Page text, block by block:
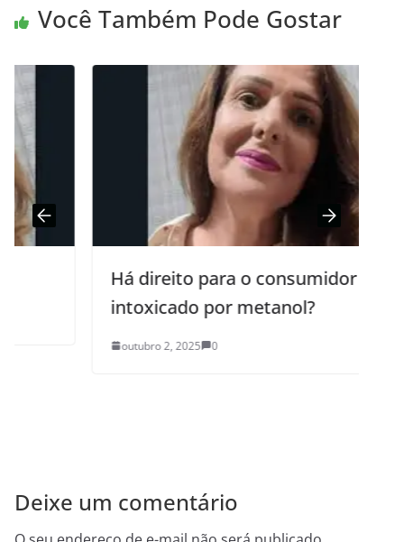
Você Também Pode Gostar
Há direito para o consumidor
intoxicado por metanol?
outubro 2, 2025 0
Deixe um comentário